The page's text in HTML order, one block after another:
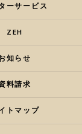
ーサービス
ZEH
知らせ
料請求
トマップ